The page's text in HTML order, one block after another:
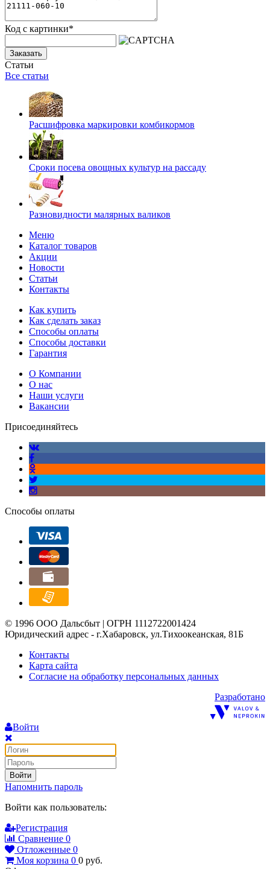
Код с картинки*
Заказать
Статьи
Все статьи
Расшифровка маркировки комбикормов
Сроки посева овощных культур на рассаду
Разновидности малярных валиков
Меню
Каталог товаров
Акции
Новости
Статьи
Контакты
Как купить
Как сделать заказ
Способы оплаты
Способы доставки
Гарантия
О Компании
О нас
Наши услуги
Вакансии
Присоединяйтесь
Способы оплаты
© 1996 ООО Дальсбыт | ОГРН 1112722001424
Юридический адрес - г.Хабаровск, ул.Тихоокеанская, 81Б
Контакты
Карта сайта
Согласие на обработку персональных данных
Разработано
Войти
Войти
Напомнить пароль
Войти как пользователь:
Регистрация
Сравнение 0
Отложенные 0
Моя корзина 0 0 руб.